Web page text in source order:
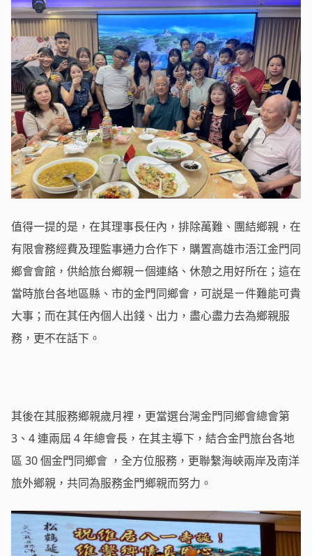
值得一提的是，在其理事長任內，排除萬難、團結鄉親，在
有限會務經費及理監事通力合作下，購置高雄市浯江金門同
鄉會會館，供給旅台鄉親ㄧ個連絡、休憩之用好所在；這在
當時旅台各地區縣、市的金門同鄉會，可説是ㄧ件難能可貴
大事；而在其任內個人出錢、出力，盡心盡力去為鄉親服
務，更不在話下。
其後在其服務鄉親歲月裡，更當選台灣金門同鄉會總會第
3、4 連兩屆 4 年總會長，在其主導下，結合金門旅台各地
區 30 個金門同鄉會 ，全方位服務，更聯繫海峽兩岸及南洋
旅外鄉親，共同為服務金門鄉親而努力。